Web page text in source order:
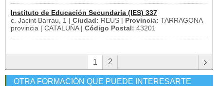
Instituto de Educación Secundaria (IES) 337
c. Jacint Barrau, 1 | Ciudad: REUS | Provincia: TARRAGONA
provincia | CATALUÑA | Código Postal: 43201
1 2 ›
OTRA FORMACIÓN QUE PUEDE INTERESARTE